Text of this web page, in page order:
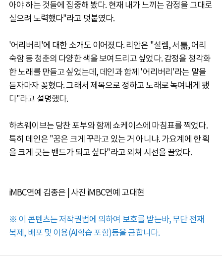
아야 하는 것들에 집중해 봤다. 현재 내가 느끼는 감정을 그대로
실으려 노력했다"라고 덧붙였다.
'어리버리'에 대한 소개도 이어졌다. 리안은 "설렘, 서툶, 어리
숙함 등 청춘의 다양한 색을 보여드리고 싶었다. 감정을 청각화
한 노래를 만들고 싶었는데, 데인과 함께 '어리버리'라는 말을
듣자마자 꽂혔다. 그래서 제목으로 정하고 노래로 녹여내게 됐
다"라고 설명했다.
하츠웨이브는 당찬 포부와 함께 쇼케이스에 마침표를 찍었다.
특히 데인은 "꿈은 크게 꾸라고 있는 거 아니냐. 가요계에 한 획
을 크게 긋는 밴드가 되고 싶다"라고 외쳐 시선을 끌었다.
iMBC연예 김종은 | 사진 iMBC연예 고대현
※ 이 콘텐츠는 저작권법에 의하여 보호를 받는바, 무단 전재
복제, 배포 및 이용(AI학습 포함)등을 금합니다.